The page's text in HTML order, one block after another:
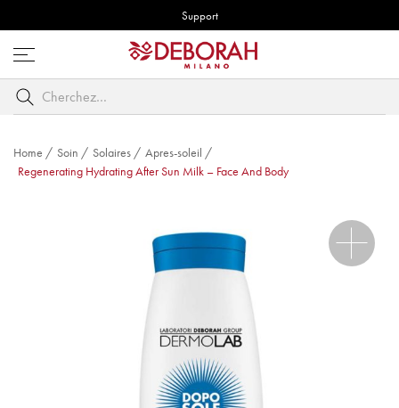
Support
Ouvrez
le
menu
Cherchez
par
clé
Home / Soin / Solaires/ Apres-soleil /
Regenerating Hydrating After Sun Milk – Face And Body